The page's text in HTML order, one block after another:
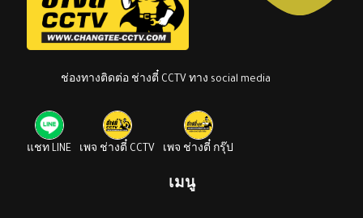
ช่องทางติดต่อ ช่างตี๋ CCTV ทาง social media
แชท LINE เพจ ช่างตี๋ CCTV เพจ ช่างตี๋ กรุ๊ป
เมนู